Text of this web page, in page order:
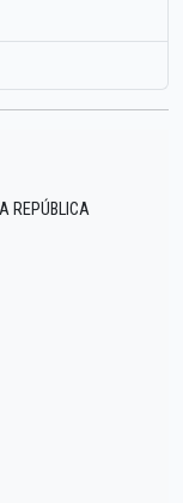
REPÚBLICA